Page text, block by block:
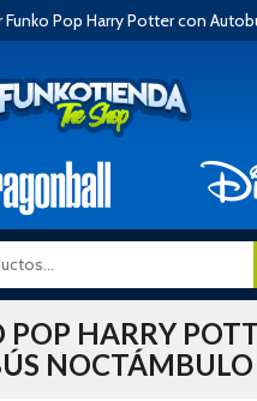
Funko Pop Harry Potter con
POP HARRY
NOCTÁMBULO